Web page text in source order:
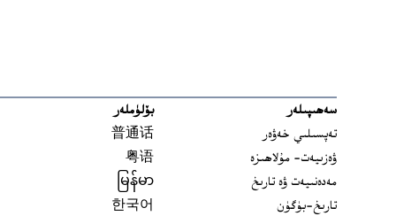
سەھىپىلەر
تەپسىلىي خەۋەر
ۋەزىيەت- مۇلاھىزە
مەدەنىيەت ۋە تارىخ
تارىخ-بۈگۈن
بۆلۈملەر
普通话
粤语
မြန်မာ
한국어